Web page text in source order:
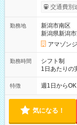
実費支給） ※22:00～翌5:00までは時給25%UP！ ■給与前払い
制度あり ※
交通費別
勤務地
新潟市南区
新潟県新潟
アマゾン
勤務時間
シフト制
1日あたりの
社後、就業
特徴 週1日から
気になる！